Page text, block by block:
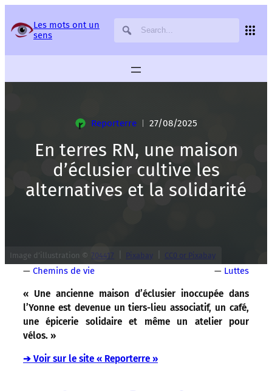
Les mots ont un
sens
Reporterre 27/08/2025
En terres RN, une maison
d’éclusier cultive les
alternatives et la solidarité
Image d’illustration © 704417 Pixabay CC0 or Pixabay
— Chemins de vie — Luttes
« Une ancienne maison d’éclusier inoccupée dans
l’Yonne est devenue un tiers-lieu associatif, un café,
une épicerie solidaire et même un atelier pour
vélos. »
➔ Voir sur le site « Reporterre »
Panneau de gestion des services